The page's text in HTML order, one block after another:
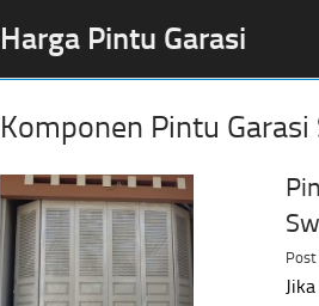
Harga Pintu Garasi
Komponen Pintu